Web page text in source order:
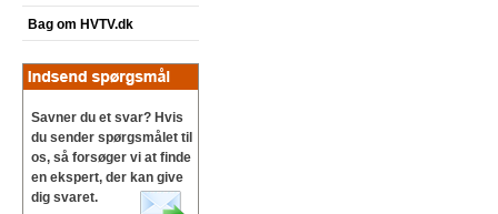
Bag om HVTV.dk
Savner du et svar? Hvis
du sender spørgsmålet til
os, så forsøger vi at finde
en ekspert, der kan give
dig svaret.